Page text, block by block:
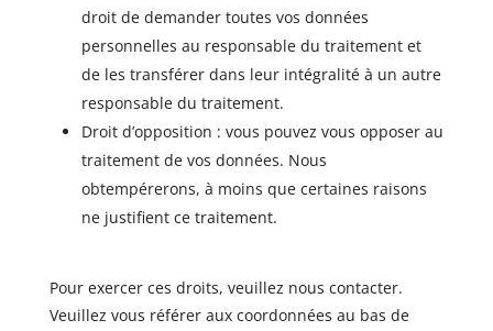
droit de demander toutes vos données
personnelles au responsable du traitement et
de les transférer dans leur intégralité à un autre
responsable du traitement.
Droit d’opposition : vous pouvez vous opposer au
traitement de vos données. Nous
obtempérerons, à moins que certaines raisons
ne justifient ce traitement.
Pour exercer ces droits, veuillez nous contacter.
Veuillez vous référer aux coordonnées au bas de